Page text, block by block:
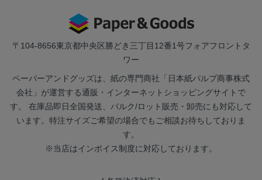
〒104-8656東京都中央区勝どき三丁目12番1号フォアフロントタ
ワー
ペーパーアンドグッズは、紙の専門商社「日本紙パルプ商事株式
会社」が運営する通販・インターネットショッピングサイトで
す。 在庫品即日全国発送、バルク/ロット販売・卸売にも対応して
います。特注サイズご希望の場合でもご相談お待ちしておりま
す。
※当店はインボイス制度に対応しております。